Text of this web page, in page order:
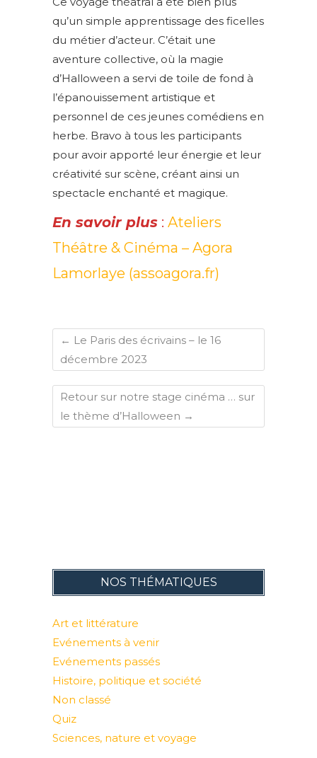
qu’un simple apprentissage des ficelles
du métier d’acteur. C’était une
aventure collective, où la magie
d’Halloween a servi de toile de fond à
l’épanouissement artistique et
personnel de ces jeunes comédiens en
herbe. Bravo à tous les participants
pour avoir apporté leur énergie et leur
créativité sur scène, créant ainsi un
spectacle enchanté et magique.
En savoir plus : Ateliers
Théâtre & Cinéma – Agora
Lamorlaye (assoagora.fr)
← Le Paris des écrivains – le 16
décembre 2023
Retour sur notre stage cinéma … sur
le thème d’Halloween →
NOS THÉMATIQUES
Art et littérature
Evénements à venir
Evénements passés
Histoire, politique et société
Non classé
Quiz
Sciences, nature et voyage